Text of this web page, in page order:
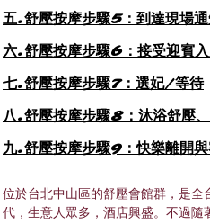
五.舒壓按摩步驟5：到達現場
六.舒壓按摩步驟6：接受迎賓
七.舒壓按摩步驟7：選妃/等待
八.舒壓按摩步驟8：沐浴舒壓
九.舒壓按摩步驟9：快樂離開
位於台北中山區的舒壓會館群，是
代，生意人眾多，酒店興盛。不過